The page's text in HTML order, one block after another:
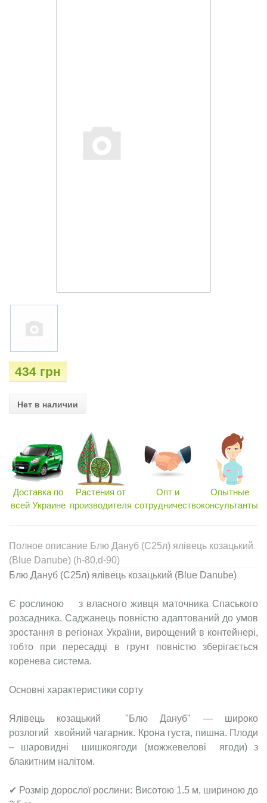
434 грн
Нет в наличии
Доставка по
всей Украине
Растения от
производителя
Опт и
сотрудничество
Опытные
консультанты
Полное описание Блю Дануб (С25л) ялівець козацький
(Blue Danube) (h-80,d-90)
Блю Дануб (С25л) ялівець козацький (Blue Danube)
Є рослиною з власного живця маточника Спаського
розсадника. Саджанець повністю адаптований до умов
зростання в регіонах України, вирощений в контейнері,
тобто при пересадці в грунт повністю зберігається
коренева система.
Основні характеристики сорту
Ялівець козацький "Блю Дануб" — широко
розлогий хвойний чагарник. Крона густа, пишна. Плоди
– шаровидні шишкоягоди (можжевелові ягоди) з
блакитним налітом.
✔ Розмір дорослої рослини: Висотою 1.5 м, шириною до